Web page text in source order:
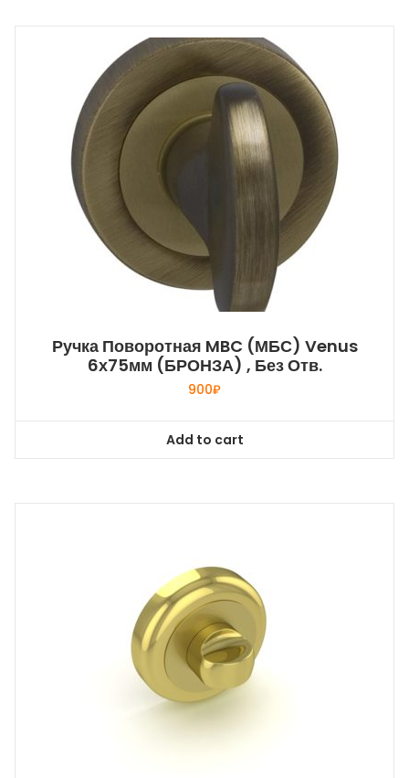
Ручка Поворотная MBC (МБС) Venus
6х75мм (БРОНЗА) , Без Отв.
900₽
Add to cart